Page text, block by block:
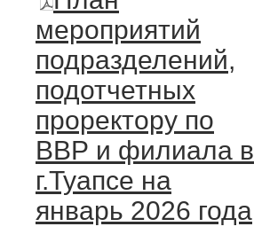
мероприятий
подразделений,
подотчетных
проректору по
ВВР и филиала в
г.Туапсе на
январь 2026 года